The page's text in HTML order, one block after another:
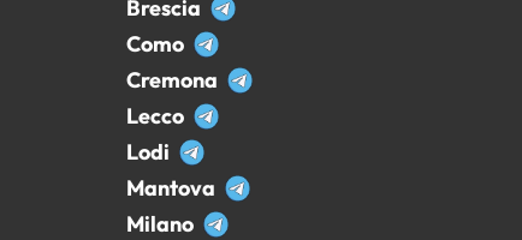
Brescia
Como
Cremona
Lecco
Lodi
Mantova
Milano